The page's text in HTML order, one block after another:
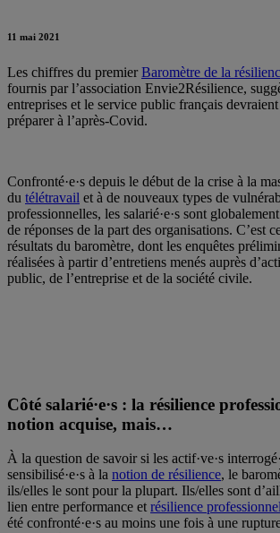
11 mai 2021
Les chiffres du premierBaromètre de la
fournis par l’association Envie2Résilience,
entreprises et le service public français
préparer à l’après-Covid.
Confronté·e·s depuis le début de la crise à la
du télétravail et à de nouveaux types de
professionnelles, les salarié·e·s sont
de réponses de la part des organisations. C’est
résultats du baromètre, dont les enquêtes
réalisées à partir d’entretiens menés auprès
public, de l’entreprise et de la société civile.
Côté salarié·e·s : la résilience
notion acquise, mais…
À la question de savoir si les actif·ve·s
sensibilisé·e·s à la notion de résilience, le
ils/elles le sont pour la plupart. Ils/elles sont
lien entre performance et résilience
été confronté·e·s au moins une fois à une